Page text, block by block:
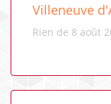
Villeneuve
Rien de 8 août